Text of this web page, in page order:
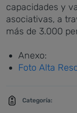
capacidades y
asociativas, a
más de 3.000
Anexo:
Foto Alta
Categoría: